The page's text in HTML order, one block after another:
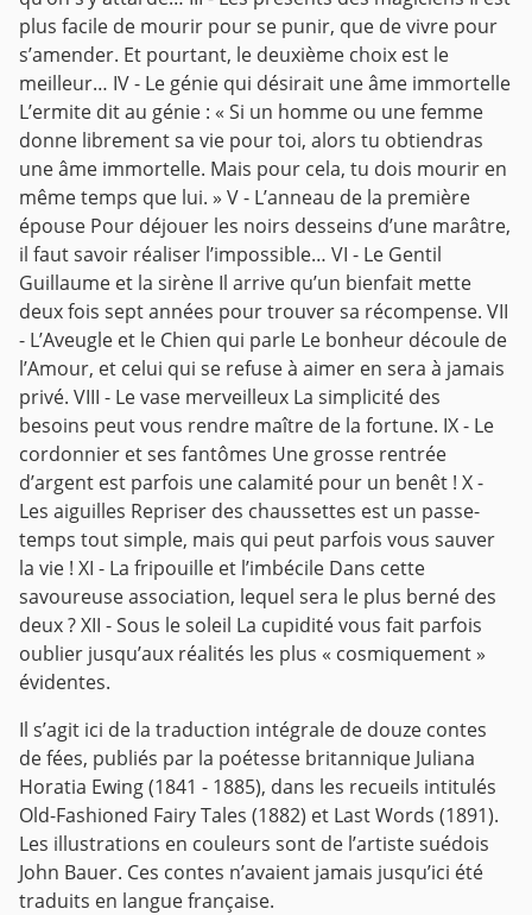
plus facile de mourir pour se punir, que de vivre pour
s’amender. Et pourtant, le deuxième choix est le
meilleur… IV - Le génie qui désirait une âme immortelle
L’ermite dit au génie : « Si un homme ou une femme
donne librement sa vie pour toi, alors tu obtiendras
une âme immortelle. Mais pour cela, tu dois mourir en
même temps que lui. » V - L’anneau de la première
épouse Pour déjouer les noirs desseins d’une marâtre,
il faut savoir réaliser l’impossible… VI - Le Gentil
Guillaume et la sirène Il arrive qu’un bienfait mette
deux fois sept années pour trouver sa récompense. VII
- L’Aveugle et le Chien qui parle Le bonheur découle de
l’Amour, et celui qui se refuse à aimer en sera à jamais
privé. VIII - Le vase merveilleux La simplicité des
besoins peut vous rendre maître de la fortune. IX - Le
cordonnier et ses fantômes Une grosse rentrée
d’argent est parfois une calamité pour un benêt ! X -
Les aiguilles Repriser des chaussettes est un passe-
temps tout simple, mais qui peut parfois vous sauver
la vie ! XI - La fripouille et l’imbécile Dans cette
savoureuse association, lequel sera le plus berné des
deux ?XII - Sous le soleil La cupidité vous fait parfois
oublier jusqu’aux réalités les plus « cosmiquement »
évidentes.
Il s’agit ici de la traduction intégrale de douze contes
de fées, publiés par la poétesse britannique Juliana
Horatia Ewing (1841 - 1885), dans les recueils intitulés
Old-Fashioned Fairy Tales (1882) et Last Words (1891).
Les illustrations en couleurs sont de l’artiste suédois
John Bauer. Ces contes n’avaient jamais jusqu’ici été
traduits en langue française.